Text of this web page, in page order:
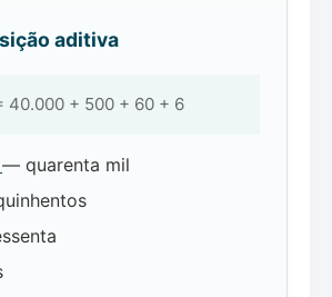
aditiva
40.000 + 500 + 60 + 6
— quarenta mil